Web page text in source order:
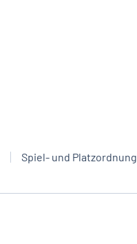
Spiel- und Platzordnung